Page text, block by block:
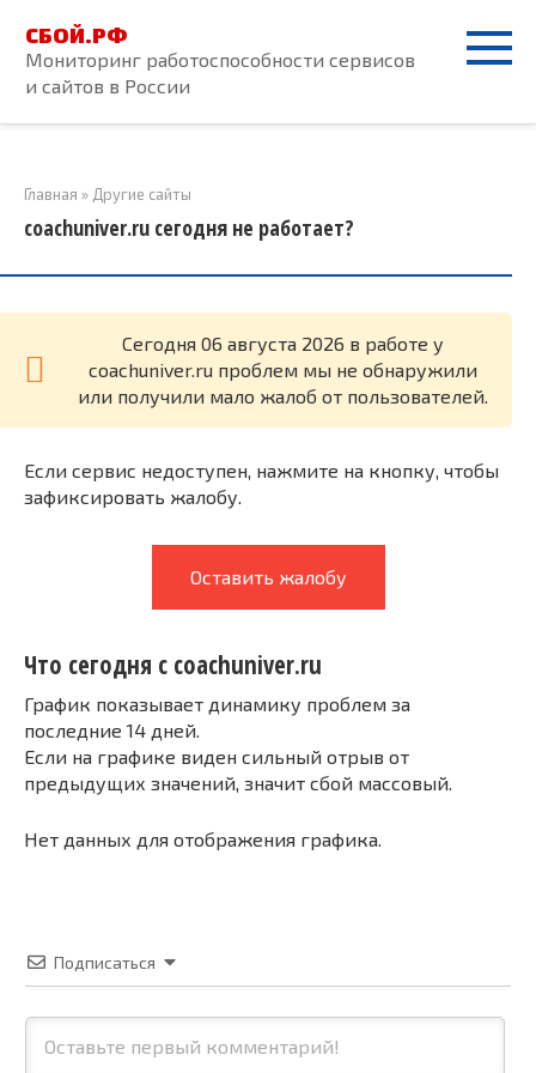
контенту
СБОЙ.РФ
Мониторинг работоспособности сервисов
и сайтов в России
Главная » Другие сайты
coachuniver.ru сегодня не работает?
Cегодня 06 августа 2026 в работе у
coachuniver.ru проблем мы не обнаружили
или получили мало жалоб от пользователей.
Если сервис недоступен, нажмите на кнопку, чтобы
зафиксировать жалобу.
Оставить жалобу
Что сегодня с coachuniver.ru
График показывает динамику проблем за
последние 14 дней.
Если на графике виден сильный отрыв от
предыдущих значений, значит сбой массовый.
Нет данных для отображения графика.
Подписаться